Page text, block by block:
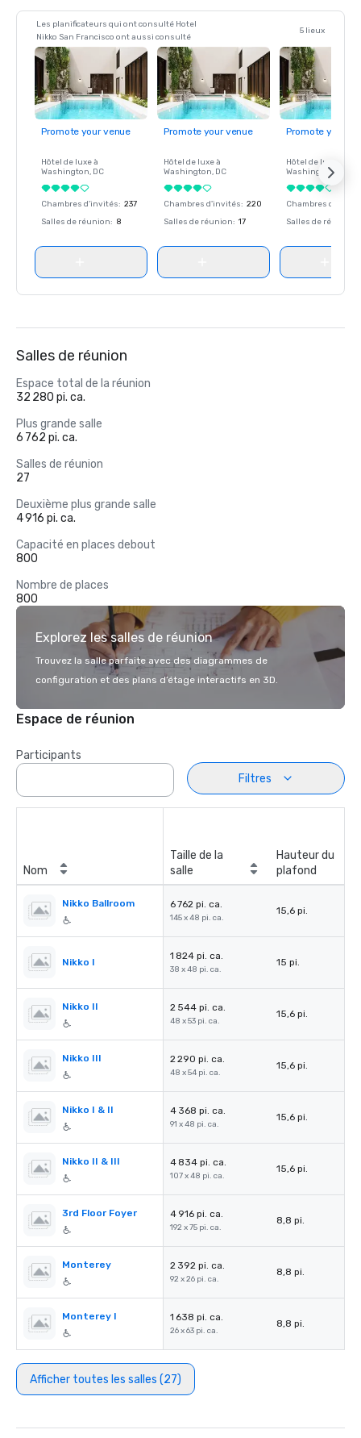
Les planificateurs qui ont consulté Hotel
Nikko San Francisco ont aussi consulté
5 lieux
Promote your venue
Hôtel de luxe à
Washington, DC
Chambres d'invités: 237
Salles de réunion: 8
Promote your venue
Hôtel de luxe à
Washington, DC
Chambres d'invités: 220
Salles de réunion: 17
Promote your
Hôtel de luxe à
Washington
Chambres
Salles de réunion
Salles de réunion
Espace total de la réunion
32 280 pi. ca.
Plus grande salle
6 762 pi. ca.
Salles de réunion
27
Deuxième plus grande salle
4 916 pi. ca.
Capacité en places debout
800
Nombre de places
800
Explorez les salles de réunion
Trouvez la salle parfaite avec des diagrammes de
configuration et des plans d’étage interactifs en 3D.
Espace de réunion
Participants
Filtres
Nom
Taille de la
salle
Hauteur du
plafond
Nikko Ballroom 6 762 pi. ca.
145 x 48 pi. ca.
15,6 pi.
Nikko I
1 824 pi. ca.
38 x 48 pi. ca.
15 pi.
Nikko II 2 544 pi. ca.
48 x 53 pi. ca.
15,6 pi.
Nikko III 2 290 pi. ca.
48 x 54 pi. ca.
15,6 pi.
Nikko I & II 4 368 pi. ca.
91 x 48 pi. ca.
15,6 pi.
Nikko II & III 4 834 pi. ca.
107 x 48 pi. ca.
15,6 pi.
3rd Floor Foyer 4 916 pi. ca.
192 x 75 pi. ca.
8,8 pi.
Monterey 2 392 pi. ca.
92 x 26 pi. ca.
8,8 pi.
Monterey I 1 638 pi. ca.
26 x 63 pi. ca.
8,8 pi.
Afficher toutes les salles (27)